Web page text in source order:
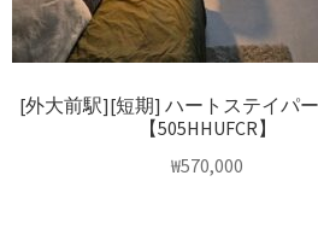
[外大前駅][短期] ハートステイパ
【505HHUFCR】
₩570,000